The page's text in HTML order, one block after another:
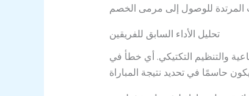
تحليل الأداء السابق للفريقين
والتنظيم التكتيكي. أي خطأ في